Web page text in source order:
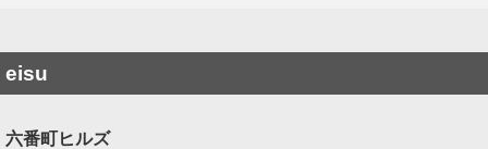
eisu
六番町ヒルズ